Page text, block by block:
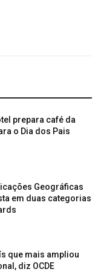
prepara café da
o Dia dos Pais
Geográficas
em duas categorias
que mais ampliou
diz OCDE